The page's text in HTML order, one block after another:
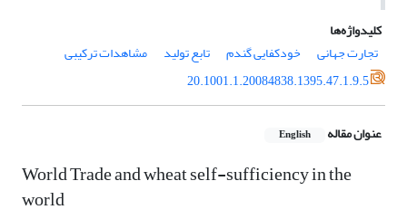
کلیدواژه‌ها
تجارت جهانی
خودکفایی گندم تابع تولید
مشاهدات ترکیبی
20.1001.1.20084838.1395.47.1.9.5
عنوان مقاله English
World Trade and wheat self-sufficiency in the
world